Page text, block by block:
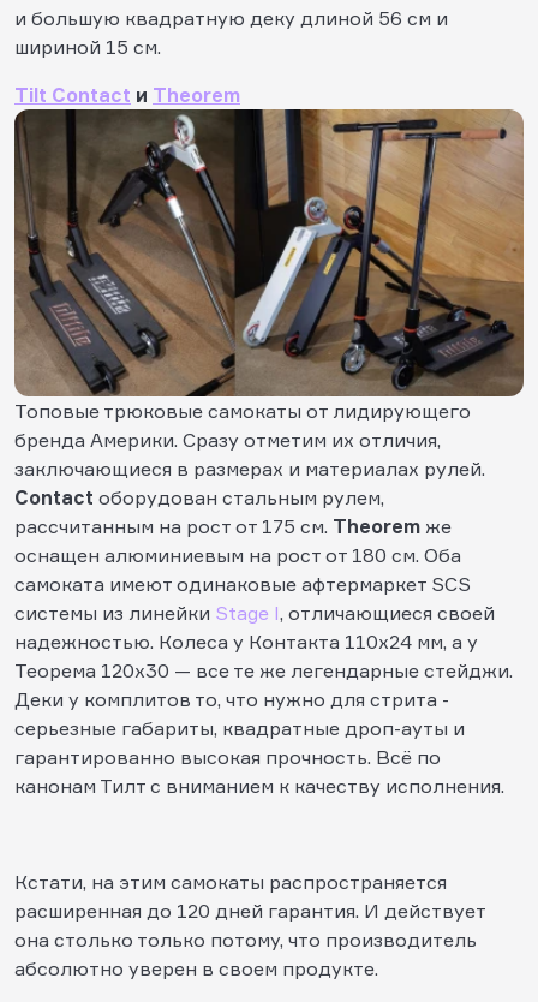
и большую квадратную деку длиной 56 см и
шириной 15 см.
Tilt Contact и Theorem
Топовые трюковые самокаты от лидирующего
бренда Америки. Сразу отметим их отличия,
заключающиеся в размерах и материалах рулей.
Contact оборудован стальным рулем,
рассчитанным на рост от 175 см. Theorem же
оснащен алюминиевым на рост от 180 см. Оба
самоката имеют одинаковые афтермаркет SCS
системы из линейки Stage I, отличающиеся своей
надежностью. Колеса у Контакта 110х24 мм, а у
Теорема 120х30 — все те же легендарные стейджи.
Деки у комплитов то, что нужно для стрита -
серьезные габариты, квадратные дроп-ауты и
гарантированно высокая прочность. Всё по
канонам Тилт с вниманием к качеству исполнения.
Кстати, на этим самокаты распространяется
расширенная до 120 дней гарантия. И действует
она столько только потому, что производитель
абсолютно уверен в своем продукте.